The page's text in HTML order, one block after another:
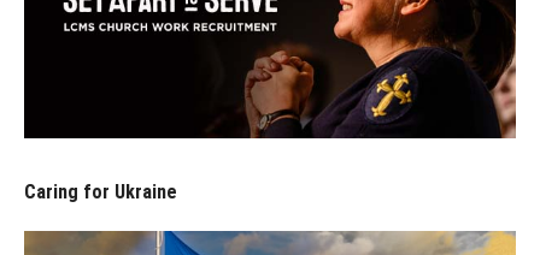
Caring for Ukraine